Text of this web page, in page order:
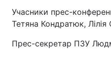
Учасники прес-
Тетяна Кондратюк,
Прес-секретар ПЗУ